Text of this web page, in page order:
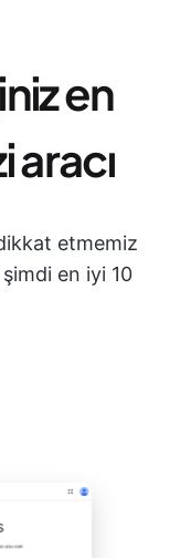
en
aracı
etmemiz
en iyi 10